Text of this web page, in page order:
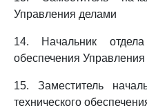
Управления делами
14. Начальник отдела
обеспечения
15. Заместитель
технического